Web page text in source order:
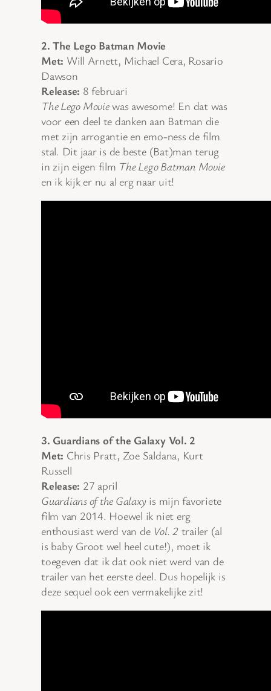
2. The Lego Batman Movie
Met: Will Arnett, Michael Cera, Rosario
Dawson
Release: 8 februari
The Lego Moviewas awesome! En dat was
voor een deel te danken aan Batman die
met zijn arrogantie en emo-ness de film
stal. Dit jaar is de beste (Bat)man terug
in zijn eigen film The Lego Batman Movie
en ik kijk er nu al erg naar uit!
3. Guardians of the Galaxy Vol. 2
Met: Chris Pratt, Zoe Saldana, Kurt
Russell
Release: 27 april
Guardians of the Galaxyis mijn favoriete
film van 2014. Hoewel ik niet erg
enthousiast werd van de Vol. 2 trailer (al
is baby Groot wel heel cute!), moet ik
toegeven dat ik dat ook niet werd van de
trailer van het eerste deel. Dus hopelijk is
deze sequel ook een vermakelijke zit!